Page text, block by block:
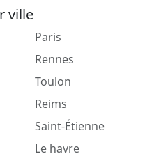
ville
Paris
Rennes
Toulon
Reims
Saint-Étienne
Le havre